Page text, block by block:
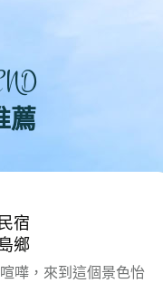
薦
，來到這個景色怡